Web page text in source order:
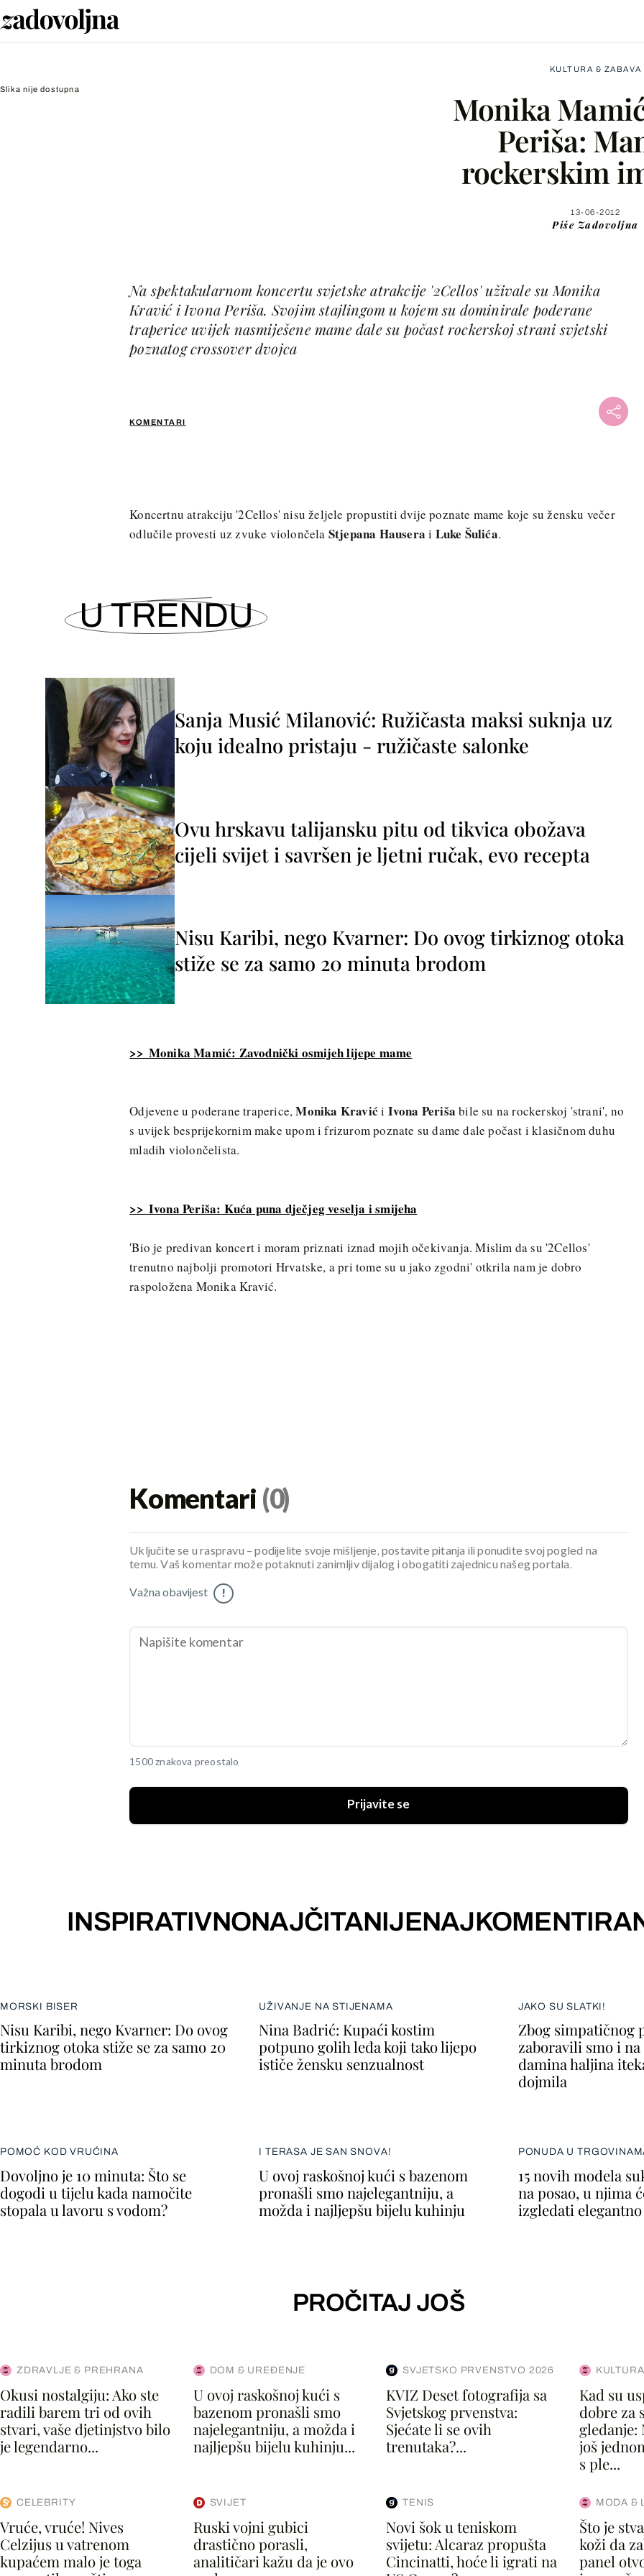
Slika nije dostupna
KULTURA & ZABAVA
Monika
Periša:
rockerskim
13-06-2012
Piše Zadovoljna
KOMENTARI
Na spektakularnom koncertu svjetske atrakcije '2Cellos' uživale su Monika
Kravić i Ivona Periša. Svojim stajlingom u kojem su dominirale poderane
traperice uvijek nasmiješene mame dale su počast rockerskoj strani svjetski
poznatog crossover dvojca
Facebook
Viber
Koncertnu atrakciju '2Cellos' nisu željele propustiti dvije poznate mame koje su žensku večer
odlučile provesti uz zvuke violončela Stjepana Hausera i Luke Šulića.
U TRENDU
Sanja Musić Milanović: Ružičasta maksi suknja uz
koju idealno pristaju - ružičaste salonke
Ovu hrskavu talijansku pitu od tikvica obožava
cijeli svijet i savršen je ljetni ručak, evo recepta
Nisu Karibi, nego Kvarner: Do ovog tirkiznog otoka
stiže se za samo 20 minuta brodom
>> Monika Mamić: Zavodnički osmijeh lijepe mame
Odjevene u poderane traperice,Monika Kravići Ivona Periša bile su na rockerskoj 'strani', no
s uvijek besprijekornim make upom i frizurom poznate su dame dale počast i klasičnom duhu
mladih violončelista.
>> Ivona Periša: Kuća puna dječjeg veselja i smijeha
'Bio je predivan koncert i moram priznati iznad mojih očekivanja. Mislim da su '2Cellos'
trenutno najbolji promotori Hrvatske, a pri tome su u jako zgodni' otkrila nam je dobro
raspoložena Monika Kravić.
Komentari (0)
Uključite se u raspravu – podijelite svoje mišljenje, postavite pitanja ili ponudite svoj pogled na
temu. Vaš komentar može potaknuti zanimljiv dijalog i obogatiti zajednicu našeg portala.
Važna obavijest !
1500 znakova preostalo
Prijavite se
INSPIRATIVNONAJČITANIJE
MORSKI BISER
Nisu Karibi, nego Kvarner: Do ovog
tirkiznog otoka stiže se za samo 20
minuta brodom
UŽIVANJE NA STIJENAMA
Nina Badrić: Kupaći kostim
potpuno golih leđa koji tako lijepo
ističe žensku senzualnost
JAKO SU SLATKI!
Zbog simpatičnog
zaboravili smo i
damina haljina
dojmila
POMOĆ KOD VRUĆINA
Dovoljno je 10 minuta: Što se
dogodi u tijelu kada namočite
stopala u lavoru s vodom?
I TERASA JE SAN SNOVA!
U ovoj raskošnoj kući s bazenom
pronašli smo najelegantniju, a
možda i najljepšu bijelu kuhinju
PONUDA U
15 novih modela
na posao, u njima
izgledati elegantno
PROČITAJ JOŠ
ZDRAVLJE & PREHRANA
Okusi nostalgiju: Ako ste
radili barem tri od ovih
stvari, vaše djetinjstvo bilo
je legendarno...
DOM & UREĐENJE
U ovoj raskošnoj kući s
bazenom pronašli smo
najelegantniju, a možda i
najljepšu bijelu kuhinju...
SVJETSKO PRVENSTVO 2026
KVIZ Deset fotografija sa
Svjetskog prvenstva:
Sjećate li se ovih
trenutaka?...
Kad su
dobre za
gledanje:
još
s ple...
CELEBRITY
Vruće, vruće! Nives
Celzijus u vatrenom
kupaćem malo je toga
SVIJET
Ruski vojni gubici
drastično porasli,
analitičari kažu da je ovo
TENIS
Novi šok u teniskom
svijetu: Alcaraz propušta
Cincinatti, hoće li igrati na
MODA &
Što je
koži da
panel